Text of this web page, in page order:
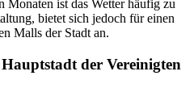
Monaten ist das Wetter häufig zu
bietet sich jedoch für einen
Malls der Stadt an.
der Vereinigten